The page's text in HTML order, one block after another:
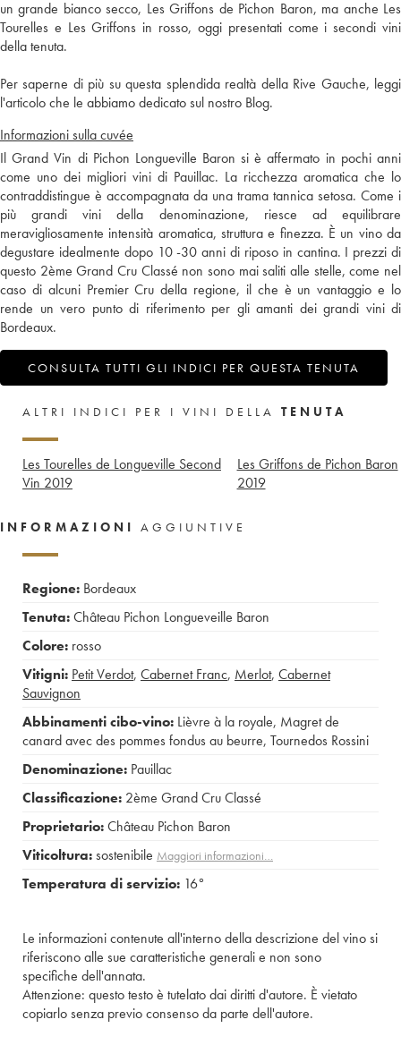
un grande bianco secco, Les Griffons de Pichon Baron, ma anche Les
Tourelles e Les Griffons in rosso, oggi presentati come i secondi vini
della tenuta.
Per saperne di più su questa splendida realtà della Rive Gauche, leggi
l'articolo che le abbiamo dedicato sul nostro Blog.
Informazioni sulla cuvée
Il Grand Vin di Pichon Longueville Baron si è affermato in pochi anni
come uno dei migliori vini di Pauillac. La ricchezza aromatica che lo
contraddistingue è accompagnata da una trama tannica setosa. Come i
più grandi vini della denominazione, riesce ad equilibrare
meravigliosamente intensità aromatica, struttura e finezza. È un vino da
degustare idealmente dopo 10 -30 anni di riposo in cantina. I prezzi di
questo 2ème Grand Cru Classé non sono mai saliti alle stelle, come nel
caso di alcuni Premier Cru della regione, il che è un vantaggio e lo
rende un vero punto di riferimento per gli amanti dei grandi vini di
Bordeaux.
CONSULTA TUTTI GLI INDICI PER QUESTA TENUTA
ALTRI INDICI PER I VINI DELLA TENUTA
Les Tourelles de Longueville Second
Vin 2019
Les Griffons de Pichon Baron
2019
INFORMAZIONI AGGIUNTIVE
Regione: Bordeaux
Tenuta:Château Pichon Longueveille Baron
Colore: rosso
Vitigni: Petit Verdot, Cabernet Franc, Merlot, Cabernet
Sauvignon
Abbinamenti cibo-vino: Lièvre à la royale, Magret de
canard avec des pommes fondus au beurre, Tournedos Rossini
Denominazione: Pauillac
Classificazione: 2ème Grand Cru Classé
Proprietario:Château Pichon Baron
Viticoltura:sostenibile Maggiori informazioni…
Temperatura di servizio: 16°
Le informazioni contenute all'interno della descrizione del vino si
riferiscono alle sue caratteristiche generali e non sono
specifiche dell'annata.
Attenzione: questo testo è tutelato dai diritti d'autore. È vietato
copiarlo senza previo consenso da parte dell'autore.